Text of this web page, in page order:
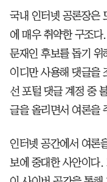
국내 인터넷 공론장은
에 매우 취약한 구조
문재인 후보를 돕기 위
이디만 사용해 댓글을
선 포털 댓글 계정 중
글을 올리면서 여론을
인터넷 공간에서 여론
보에 중대한 사안이다